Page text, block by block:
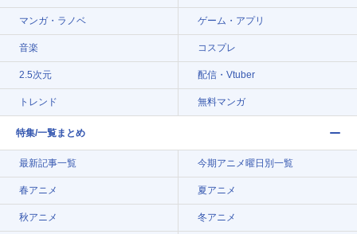
マンガ・ラノベ ゲーム・アプリ
音楽 コスプレ
2.5次元 配信・Vtuber
トレンド 無料マンガ
特集/一覧まとめ
最新記事一覧 今期アニメ曜日別一覧
春アニメ 夏アニメ
秋アニメ 冬アニメ